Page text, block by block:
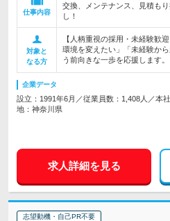
仕事内容
交換、メンテナンス、見積も
し！
対象と
なる方
【人柄重視の採用・未経験歓
環境を変えたい」「未経験か
う前向きな一歩を応援します。
企業データ
設立：1991年6月／従業員数：1,408人／本
地：神奈川県
求人詳細を見る
志望動機・自己PR不要